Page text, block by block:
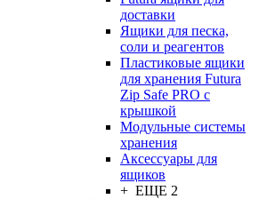
доставки
Ящики для песка,
соли и реагентов
Пластиковые ящики
для хранения Futura
Zip Safe PRO с
крышкой
Модульные системы
хранения
Аксессуары для
ящиков
+ ЕЩЕ 2